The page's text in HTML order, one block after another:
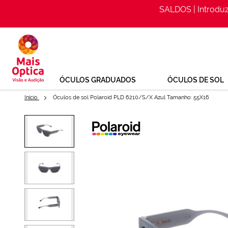
SALDOS |
ÓCULOS GRADUADOS ÓCULOS DE SOL
Início Óculos de sol Polaroid PLD 6210/S/X Azul Tamanho: 55X16
Óculos de sol Polaroid PLD
para
da
Galeria